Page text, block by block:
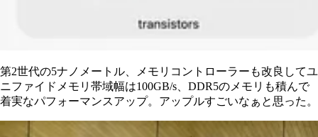
第2世代の5ナノメートル、メモリコントローラーも改良してユ
ニファイドメモリ帯域幅は100GB/s、DDR5のメモリも積んで
着実なパフォーマンスアップ。アップルすごいなぁと思った。